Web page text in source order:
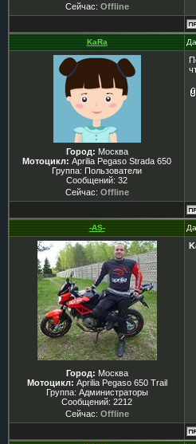
Сейчас: Offline
KaRa
Город: Москва
Мотоцикл: Aprilia Pegaso Strada 650
Группа: Пользователи
Сообщений: 32
Сейчас: Offline
-AS-
Город: Москва
Мотоцикл: Aprilia Pegaso 650 Trail
Группа: Администраторы
Сообщений: 2212
Сейчас: Offline